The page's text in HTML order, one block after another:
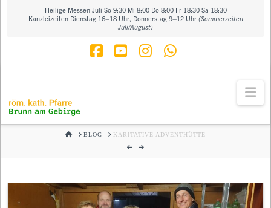
Heilige Messen Juli So 9:30 Mi 8:00 Do 8:00 Fr 18:30 Sa 18:30
Kanzleizeiten Dienstag 16–18 Uhr, Donnerstag 9–12 Uhr (Sommerzeiten
Juli/August)
HOMEBLOG KARITATIVE ADVENTHÜTTE